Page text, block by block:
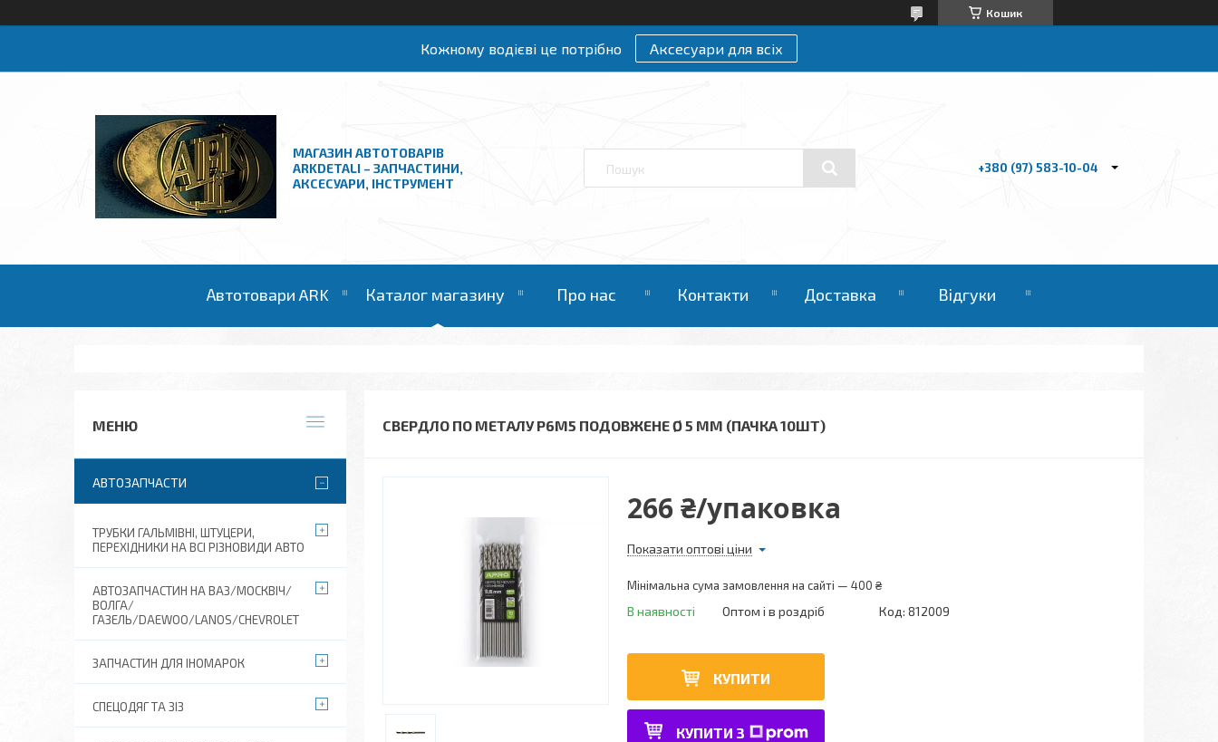
Кошик
Кожному водієві це потрібно Аксесуари для всіх
МАГАЗИН АВТОТОВАРІВ
ARKDETALI – ЗАПЧАСТИНИ,
АКСЕСУАРИ, ІНСТРУМЕНТ
+380 (97) 583-10-04
Автотовари ARK Каталог магазину Про нас Контакти Доставка Відгуки
СВЕРДЛО ПО МЕТАЛУ Р6М5 ПОДОВЖЕНЕ Ø 5 ММ (ПАЧКА 10ШТ)
266 ₴/упаковка
Показати оптові ціни
Мінімальна сума замовлення на сайті — 400 ₴
В наявності Оптом і в роздріб Код: 812009
КУПИТИ
КУПИТИ З
АВТОЗАПЧАСТИ
ТРУБКИ ГАЛЬМІВНІ, ШТУЦЕРИ,
ПЕРЕХІДНИКИ НА ВСІ РІЗНОВИДИ АВТО
АВТОЗАПЧАСТИН НА ВАЗ/МОСКВІЧ/
ВОЛГА/
ГАЗЕЛЬ/DAEWOO/LANOS/CHEVROLET
ЗАПЧАСТИН ДЛЯ ІНОМАРОК
СПЕЦОДЯГ ТА ЗІЗ